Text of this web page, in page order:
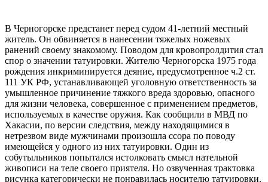
В Черногорске предстанет перед судом 41-летний местный
житель. Он обвиняется в нанесении тяжелых ножевых
ранений своему знакомому. Поводом для кровопролдития стал
спор о значении татуировки. Жителю Черногорска 1975 года
рождения инкриминируется деяние, предусмотренное ч.2 ст.
111 УК РФ, устанавливающей уголовную ответственность за
умышленное причинение тяжкого вреда здоровью, опасного
для жизни человека, совершенное с применением предметов,
используемых в качестве оружия. Как сообщили в МВД по
Хакасии, по версии следствия, между находящимися в
нетрезвом виде мужчинами произошла ссора по поводу
имеющейся у одного из них татуировки. Один из
собутыльников попытался истолковать смысл нательной
живописи на теле своего приятеля. Но озвученная трактовка
рисунка категорически не понравилась носителю татуировки.